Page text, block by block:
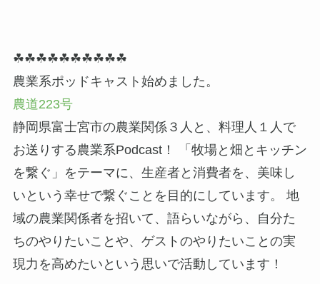
☘☘☘☘☘☘☘☘☘☘
農業系ポッドキャスト始めました。
農道223号
静岡県富士宮市の農業関係３人と、料理人１人で
お送りする農業系Podcast！ 「牧場と畑とキッチン
を繋ぐ」をテーマに、生産者と消費者を、美味し
いという幸せで繋ぐことを目的にしています。 地
域の農業関係者を招いて、語らいながら、自分た
ちのやりたいことや、ゲストのやりたいことの実
現力を高めたいという思いで活動しています！